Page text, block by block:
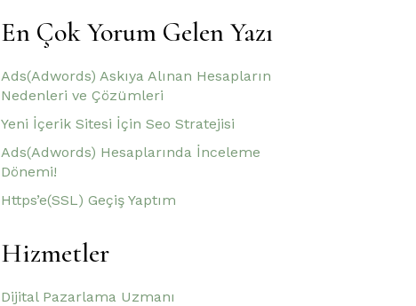
En Çok Yorum Gelen Yazı
Ads(Adwords) Askıya Alınan Hesapların
Nedenleri ve Çözümleri
Yeni İçerik Sitesi İçin Seo Stratejisi
Ads(Adwords) Hesaplarında İnceleme
Dönemi!
Https’e(SSL) Geçiş Yaptım
Hizmetler
Dijital Pazarlama Uzmanı